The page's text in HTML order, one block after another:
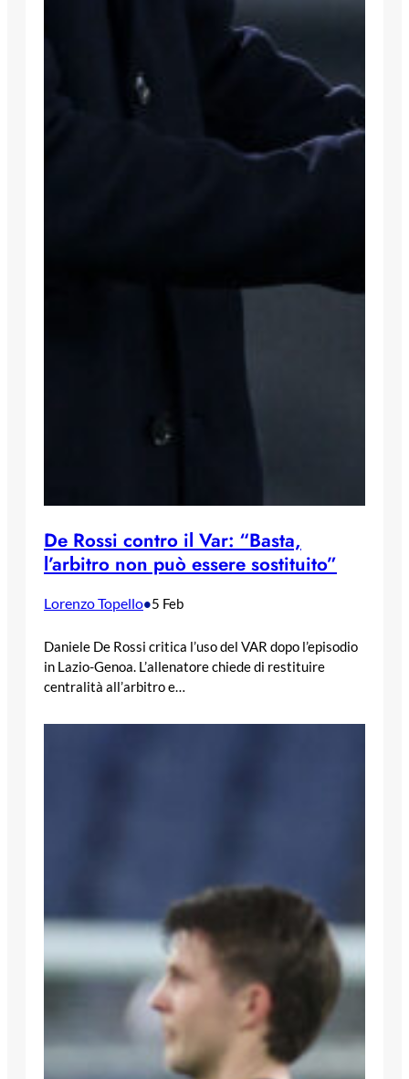
De Rossi contro il Var: “Basta,
l’arbitro non può essere sostituito”
Lorenzo Topello•5 Feb
Daniele De Rossi critica l’uso del VAR dopo l’episodio
in Lazio-Genoa. L’allenatore chiede di restituire
centralità all’arbitro e…